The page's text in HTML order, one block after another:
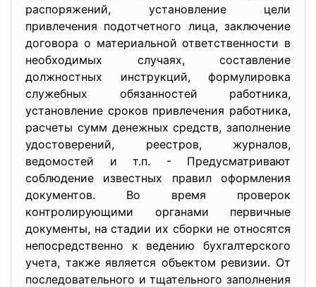
распоряжений, установление цели
привлечения подотчетного лица, заключение
договора о материальной ответственности в
необходимых случаях, составление
должностных инструкций, формулировка
служебных обязанностей работника,
установление сроков привлечения работника,
расчеты сумм денежных средств, заполнение
удостоверений, реестров, журналов,
ведомостей и т.п. - Предусматривают
соблюдение известных правил оформления
документов. Во время проверок
контролирующими органами первичные
документы, на стадии их сборки не относятся
непосредственно к ведению бухгалтерского
учета, также является объектом ревизии. От
последовательного и тщательного заполнения